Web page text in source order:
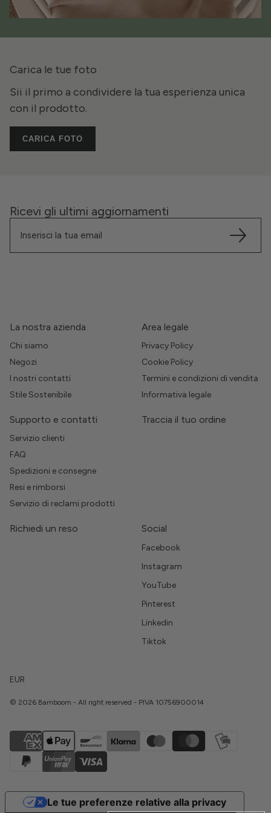
Carica le tue foto
Sii il primo a condividere la tua esperienza unica
con il prodotto.
CARICA FOTO
Ricevi gli ultimi aggiornamenti
La nostra azienda
Chi siamo
Negozi
I nostri contatti
Stile Sostenibile
Area legale
Privacy Policy
Cookie Policy
Termini e condizioni di vendita
Informativa legale
Supporto e contatti
Servizio clienti
FAQ
Spedizioni e consegne
Resi e rimborsi
Servizio di reclami prodotti
Traccia il tuo ordine
Richiedi un reso Social
Facebook
Instagram
YouTube
Pinterest
Linkedin
Tiktok
EUR
© 2026 Bamboom - All right reserved - PIVA 10756900014
Le tue preferenze relative alla privacy